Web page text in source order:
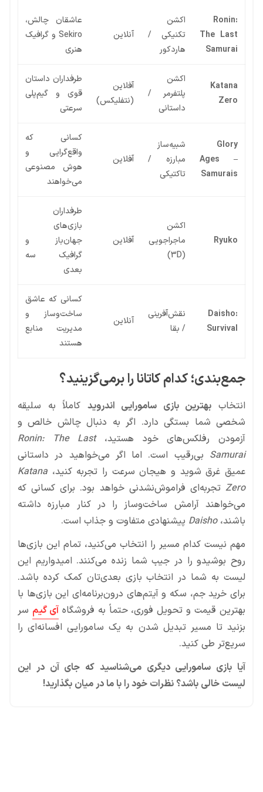
Ronin:
The Last
Samurai
اکشن
تکنیکی /
هاردکور
آنلاین
عاشقان چالش،
Sekiro و گرافیک
هنری
Katana
Zero
اکشن
پلتفرمر /
داستانی
آفلاین
(نتفلیکس)
طرفداران داستان
قوی و گیم‌پلی
سرعتی
Glory
Ages –
Samurais
شبیه‌ساز
مبارزه /
تاکتیکی
آفلاین
کسانی که
واقع‌گرایی و
هوش مصنوعی
می‌خواهند
Ryuko
اکشن
ماجراجویی
(3D)
آفلاین
طرفداران
بازی‌های
جهان‌باز و
گرافیک سه
بعدی
Daisho:
Survival
نقش‌آفرینی
/ بقا
آنلاین
کسانی که عاشق
ساخت‌وساز و
مدیریت منابع
هستند
جمع‌بندی؛ کدام کاتانا را برمی‌گزینید؟
انتخاب بهترین بازی سامورایی اندروید کاملاً به سلیقه
شخصی شما بستگی دارد. اگر به دنبال چالش خالص و
آزمودن رفلکس‌های خود هستید،Ronin: The Last
Samurai بی‌رقیب است. اما اگر می‌خواهید در داستانی
عمیق غرق شوید و هیجان سرعت را تجربه کنید، Katana
Zero تجربه‌ای فراموش‌نشدنی خواهد بود. برای کسانی که
می‌خواهند آرامش ساخت‌وساز را در کنار مبارزه داشته
باشند،Daisho پیشنهادی متفاوت و جذاب است.
مهم نیست کدام مسیر را انتخاب می‌کنید، تمام این بازی‌ها
روح بوشیدو را در جیب شما زنده می‌کنند. امیدواریم این
لیست به شما در انتخاب بازی بعدی‌تان کمک کرده باشد.
برای خرید جم، سکه و آیتم‌های درون‌برنامه‌ای این بازی‌ها با
بهترین قیمت و تحویل فوری، حتماً به فروشگاهآی‌ گیم سر
بزنید تا مسیر تبدیل شدن به یک سامورایی افسانه‌ای را
سریع‌تر طی کنید.
آیا بازی سامورایی دیگری می‌شناسید که جای آن در این
لیست خالی باشد؟ نظرات خود را با ما در میان بگذارید!